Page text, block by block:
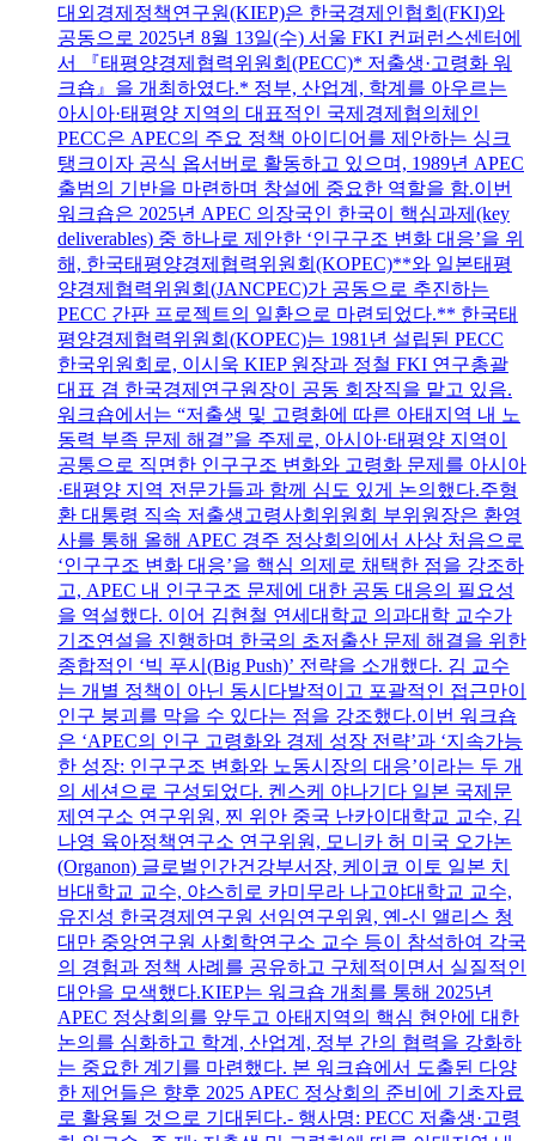
대외경제정책연구원(KIEP)은 한국경제인협회(FKI)와
공동으로 2025년 8월 13일(수) 서울 FKI 컨퍼런스센터에
서 『태평양경제협력위원회(PECC)* 저출생·고령화 워
크숍』을 개최하였다.* 정부, 산업계, 학계를 아우르는
아시아·태평양 지역의 대표적인 국제경제협의체인
PECC은 APEC의 주요 정책 아이디어를 제안하는 싱크
탱크이자 공식 옵서버로 활동하고 있으며, 1989년 APEC
출범의 기반을 마련하며 창설에 중요한 역할을 함.이번
워크숍은 2025년 APEC 의장국인 한국이 핵심과제(key
deliverables) 중 하나로 제안한 ‘인구구조 변화 대응’을 위
해, 한국태평양경제협력위원회(KOPEC)**와 일본태평
양경제협력위원회(JANCPEC)가 공동으로 추진하는
PECC 간판 프로젝트의 일환으로 마련되었다.** 한국태
평양경제협력위원회(KOPEC)는 1981년 설립된 PECC
한국위원회로, 이시욱 KIEP 원장과 정철 FKI 연구총괄
대표 겸 한국경제연구원장이 공동 회장직을 맡고 있음.
워크숍에서는 “저출생 및 고령화에 따른 아태지역 내 노
동력 부족 문제 해결”을 주제로, 아시아·태평양 지역이
공통으로 직면한 인구구조 변화와 고령화 문제를 아시아
·태평양 지역 전문가들과 함께 심도 있게 논의했다.주형
환 대통령 직속 저출생고령사회위원회 부위원장은 환영
사를 통해 올해 APEC 경주 정상회의에서 사상 처음으로
‘인구구조 변화 대응’을 핵심 의제로 채택한 점을 강조하
고, APEC 내 인구구조 문제에 대한 공동 대응의 필요성
을 역설했다. 이어 김현철 연세대학교 의과대학 교수가
기조연설을 진행하며 한국의 초저출산 문제 해결을 위한
종합적인 ‘빅 푸시(Big Push)’ 전략을 소개했다. 김 교수
는 개별 정책이 아닌 동시다발적이고 포괄적인 접근만이
인구 붕괴를 막을 수 있다는 점을 강조했다.이번 워크숍
은 ‘APEC의 인구 고령화와 경제 성장 전략’과 ‘지속가능
한 성장: 인구구조 변화와 노동시장의 대응’이라는 두 개
의 세션으로 구성되었다. 켄스케 야나기다 일본 국제문
제연구소 연구위원, 찐 위안 중국 난카이대학교 교수, 김
나영 육아정책연구소 연구위원, 모니카 허 미국 오가논
(Organon) 글로벌인간건강부서장, 케이코 이토 일본 치
바대학교 교수, 야스히로 카미무라 나고야대학교 교수,
유진성 한국경제연구원 선임연구위원, 옌-신 앨리스 청
대만 중앙연구원 사회학연구소 교수 등이 참석하여 각국
의 경험과 정책 사례를 공유하고 구체적이면서 실질적인
대안을 모색했다.KIEP는 워크숍 개최를 통해 2025년
APEC 정상회의를 앞두고 아태지역의 핵심 현안에 대한
논의를 심화하고 학계, 산업계, 정부 간의 협력을 강화하
는 중요한 계기를 마련했다. 본 워크숍에서 도출된 다양
한 제언들은 향후 2025 APEC 정상회의 준비에 기초자료
로 활용될 것으로 기대된다.- 행사명: PECC 저출생·고령